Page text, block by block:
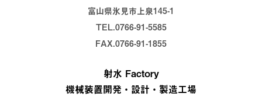
富山県氷見市上泉145-1
TEL.0766-91-5585
FAX.0766-91-1855
射水 Factory
機械装置開発・設計・製造工場